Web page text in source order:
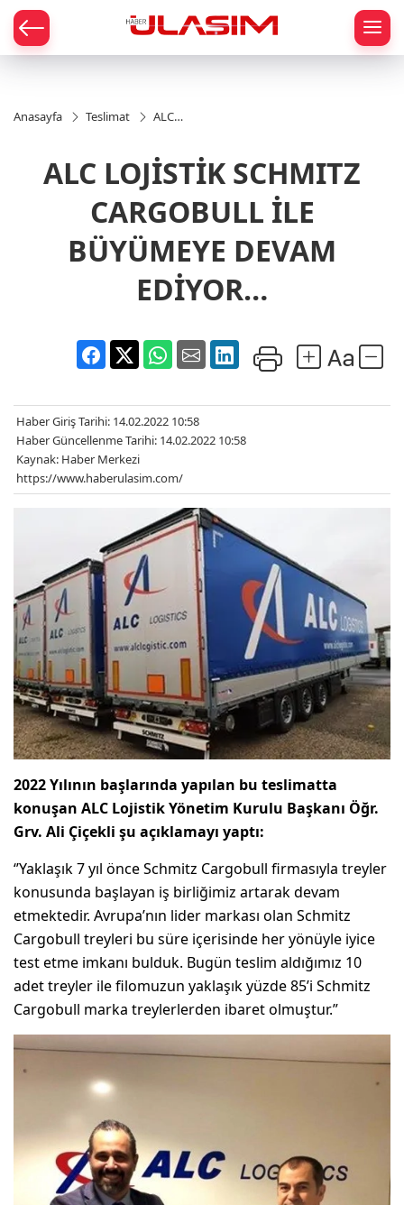
Anasayfa Teslimat
ALC
CARGOBULL
İLE
DEVAM
ALC LOJİSTİK SCHMITZ
CARGOBULL İLE
BÜYÜMEYE DEVAM
EDİYOR…
Haber Giriş Tarihi: 14.02.2022 10:58
Haber Güncellenme Tarihi: 14.02.2022 10:58
Kaynak: Haber Merkezi
https://www.haberulasim.com/
2022 Yılının başlarında yapılan bu teslimatta
konuşan ALC Lojistik Yönetim Kurulu Başkanı Öğr.
Grv. Ali Çiçekli şu açıklamayı yaptı:
‘’Yaklaşık 7 yıl önce Schmitz Cargobull firmasıyla treyler
konusunda başlayan iş birliğimiz artarak devam
etmektedir. Avrupa’nın lider markası olan Schmitz
Cargobull treyleri bu süre içerisinde her yönüyle iyice
test etme imkanı bulduk. Bugün teslim aldığımız 10
adet treyler ile filomuzun yaklaşık yüzde 85’i Schmitz
Cargobull marka treylerlerden ibaret olmuştur.”